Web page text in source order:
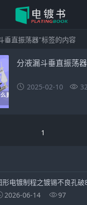
垂直振荡器"标签的内容
分液漏斗垂直振荡
2025-02-10
1
形电镀制程之镀锡不良孔破
2026-06-14
97